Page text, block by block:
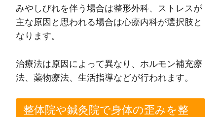
みやしびれを伴う場合は整形外科、ストレスが
主な原因と思われる場合は心療内科が選択肢と
なります。
治療法は原因によって異なり、ホルモン補充療
法、薬物療法、生活指導などが行われます。
整体院や鍼灸院で身体の歪みを整